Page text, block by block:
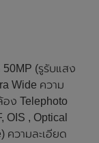
(รูรับแสง
Wide ความ
อง Telephoto
OIS , Optical
ความละเอียด